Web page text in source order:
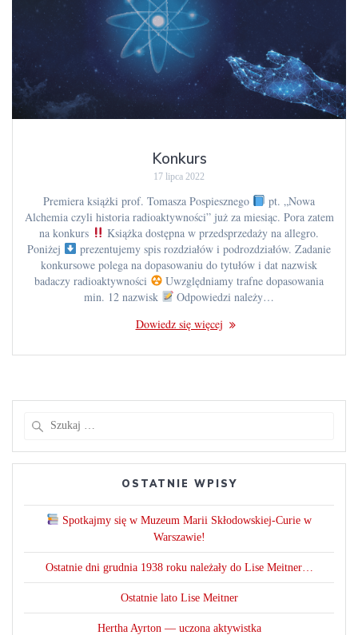
Konkurs
17 lipca 2022
Premiera książki prof. Tomasza Pospiesznego
pt. „Nowa
Alchemia czyli historia radioaktywności” już za miesiąc. Pora zatem
na konkurs
Książka dostępna w przedsprzedaży na allegro.
Poniżej
prezentujemy spis rozdziałów i podrozdziałów. Zadanie
konkursowe polega na dopasowaniu do tytułów i dat nazwisk
badaczy radioaktywności
Uwzględniamy trafne dopasowania
min. 12 nazwisk
Odpowiedzi należy…
Dowiedz się więcej
OSTATNIE WPISY
Spotkajmy się w Muzeum Marii Skłodowskiej-Curie w
Warszawie!
Ostatnie dni grudnia 1938 roku należały do Lise Meitner…
Ostatnie lato Lise Meitner
Hertha Ayrton — uczona aktywistka